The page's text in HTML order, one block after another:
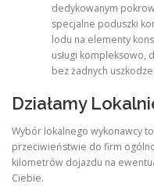
dedykowanym
specjalne poduszki
lodu na elementy
usługi kompleksowo,
bez żadnych
Działamy
Wybór lokalnego wykonawcy
przeciwieństwie do firm
kilometrów dojazdu na
Ciebie.